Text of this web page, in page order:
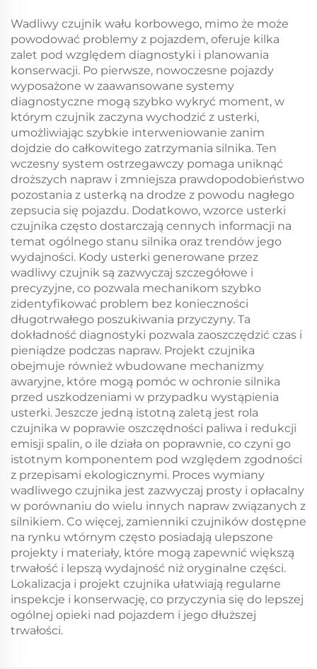
Wadliwy czujnik wału korbowego, mimo że może
powodować problemy z pojazdem, oferuje kilka
zalet pod względem diagnostyki i planowania
konserwacji. Po pierwsze, nowoczesne pojazdy
wyposażone w zaawansowane systemy
diagnostyczne mogą szybko wykryć moment, w
którym czujnik zaczyna wychodzić z usterki,
umożliwiając szybkie interweniowanie zanim
dojdzie do całkowitego zatrzymania silnika. Ten
wczesny system ostrzegawczy pomaga uniknąć
droższych napraw i zmniejsza prawdopodobieństwo
pozostania z usterką na drodze z powodu nagłego
zepsucia się pojazdu. Dodatkowo, wzorce usterki
czujnika często dostarczają cennych informacji na
temat ogólnego stanu silnika oraz trendów jego
wydajności. Kody usterki generowane przez
wadliwy czujnik są zazwyczaj szczegółowe i
precyzyjne, co pozwala mechanikom szybko
zidentyfikować problem bez konieczności
długotrwałego poszukiwania przyczyny. Ta
dokładność diagnostyki pozwala zaoszczędzić czas i
pieniądze podczas napraw. Projekt czujnika
obejmuje również wbudowane mechanizmy
awaryjne, które mogą pomóc w ochronie silnika
przed uszkodzeniami w przypadku wystąpienia
usterki. Jeszcze jedną istotną zaletą jest rola
czujnika w poprawie oszczędności paliwa i redukcji
emisji spalin, o ile działa on poprawnie, co czyni go
istotnym komponentem pod względem zgodności
z przepisami ekologicznymi. Proces wymiany
wadliwego czujnika jest zazwyczaj prosty i opłacalny
w porównaniu do wielu innych napraw związanych z
silnikiem. Co więcej, zamienniki czujników dostępne
na rynku wtórnym często posiadają ulepszone
projekty i materiały, które mogą zapewnić większą
trwałość i lepszą wydajność niż oryginalne części.
Lokalizacja i projekt czujnika ułatwiają regularne
inspekcje i konserwację, co przyczynia się do lepszej
ogólnej opieki nad pojazdem i jego dłuższej
trwałości.